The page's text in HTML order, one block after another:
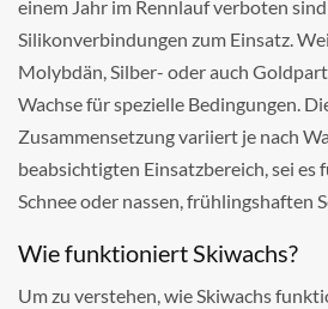
einem Jahr im Rennlauf verboten
Silikonverbindungen zum Einsatz.
Molybdän, Silber- oder auch
Wachse für spezielle Bedingungen.
Zusammensetzung variiert je nach
beabsichtigten Einsatzbereich, sei es
Schnee oder nassen, frühlingshaften
Wie funktioniert Skiwachs?
Um zu verstehen, wie Skiwachs